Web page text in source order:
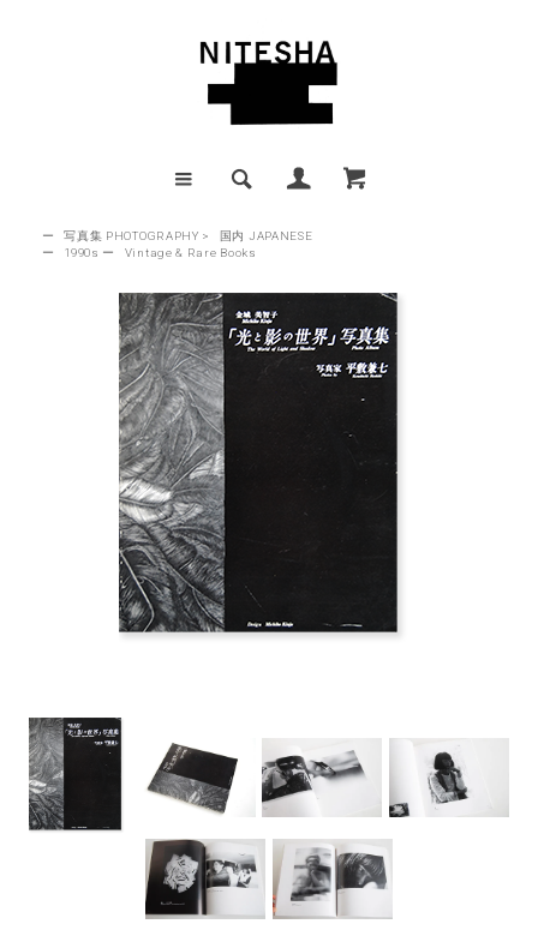
ー 写真集 PHOTOGRAPHY >
国内 JAPANESE
ー
1990s ー Vintage & Rare Books